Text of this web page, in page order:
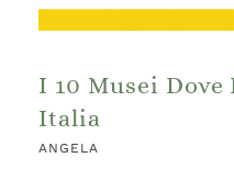
I 10 Musei
Italia
ANGELA